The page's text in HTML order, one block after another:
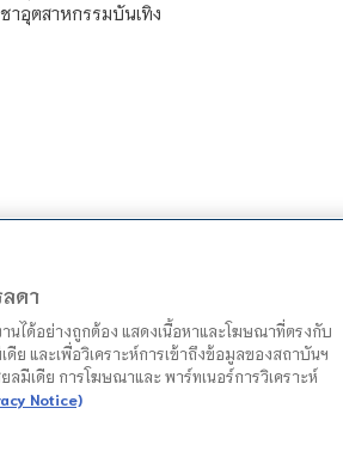
าอุตสาหกรรมบันเทิง
นโยบายความ
ลดา
นได้อย่างถูกต้อง แสดงเนื้อหาและโฆษณาที่ตรงกับ
ย และเพื่อวิเคราะห์การเข้าถึงข้อมูลของสถาบันฯ
มีเดีย การโฆษณาและ พาร์ทเนอร์การวิเคราะห์
Notice)